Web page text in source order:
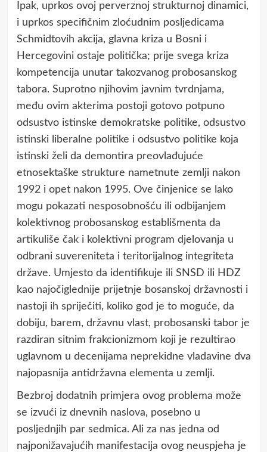
Ipak, uprkos ovoj perverznoj strukturnoj dinamici,
i uprkos specifičnim zloćudnim posljedicama
Schmidtovih akcija, glavna kriza u Bosni i
Hercegovini ostaje politička; prije svega kriza
kompetencija unutar takozvanog probosanskog
tabora. Suprotno njihovim javnim tvrdnjama,
među ovim akterima postoji gotovo potpuno
odsustvo istinske demokratske politike, odsustvo
istinski liberalne politike i odsustvo politike koja
istinski želi da demontira preovlađujuće
etnosektaške strukture nametnute zemlji nakon
1992 i opet nakon 1995. Ove činjenice se lako
mogu pokazati nesposobnošću ili odbijanjem
kolektivnog probosanskog establišmenta da
artikuliše čak i kolektivni program djelovanja u
odbrani suvereniteta i teritorijalnog integriteta
države. Umjesto da identifikuje ili SNSD ili HDZ
kao najočiglednije prijetnje bosanskoj državnosti i
nastoji ih spriječiti, koliko god je to moguće, da
dobiju, barem, državnu vlast, probosanski tabor je
razdiran sitnim frakcionizmom koji je rezultirao
uglavnom u decenijama neprekidne vladavine dva
najopasnija antidržavna elementa u zemlji.
Bezbroj dodatnih primjera ovog problema može
se izvući iz dnevnih naslova, posebno u
posljednjih par sedmica. Ali za nas jedna od
najponižavajućih manifestacija ovog neuspjeha je